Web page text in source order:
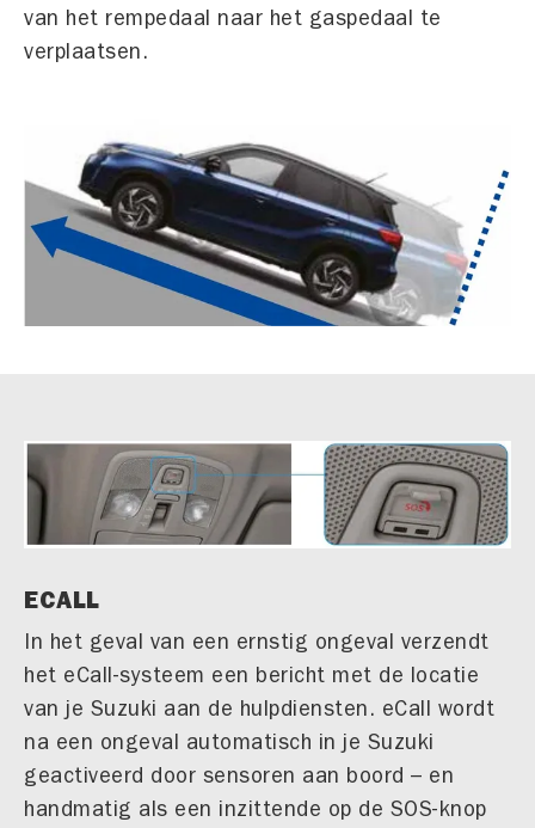
van het rempedaal naar het gaspedaal te
verplaatsen.
ECALL
In het geval van een ernstig ongeval verzendt
het eCall-systeem een bericht met de locatie
van je Suzuki aan de hulpdiensten. eCall wordt
na een ongeval automatisch in je Suzuki
geactiveerd door sensoren aan boord – en
handmatig als een inzittende op de SOS-knop